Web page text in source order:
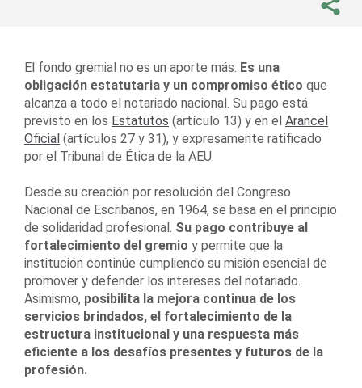
El fondo gremial no es un aporte más. Es una
obligación estatutaria y un compromiso ético que
alcanza a todo el notariado nacional. Su pago está
previsto en los Estatutos (artículo 13) y en el Arancel
Oficial (artículos 27 y 31), y expresamente ratificado
por el Tribunal de Ética de la AEU.
Desde su creación por resolución del Congreso
Nacional de Escribanos, en 1964, se basa en el principio
de solidaridad profesional. Su pago contribuye al
fortalecimiento del gremio y permite que la
institución continúe cumpliendo su misión esencial de
promover y defender los intereses del notariado.
Asimismo, posibilita la mejora continua de los
servicios brindados, el fortalecimiento de la
estructura institucional y una respuesta más
eficiente a los desafíos presentes y futuros de la
profesión.